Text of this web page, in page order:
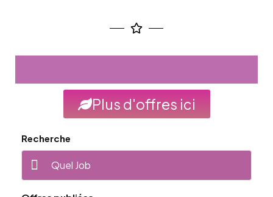
Plus d'offres ici
Recherche